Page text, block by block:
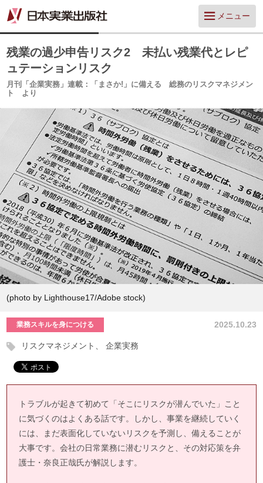
メニュー
残業の過少申告リスク2 未払い残業代とレピ
ュテーションリスク
月刊「企業実務」連載：「まさか!」に備える 総務のリスクマネジメン
ト より
(photo by Lighthouse17/Adobe stock)
2025.10.23
業務スキルを身につける
リスクマネジメント 企業実務
トラブルが起きて初めて「そこにリスクが潜んでいた」こと
に気づくのはよくある話です。しかし、事業を継続していく
には、まだ表面化していないリスクを予測し、備えることが
大事です。会社の日常業務に潜むリスクと、その対応策を弁
護士・奈良正哉氏が解説します。